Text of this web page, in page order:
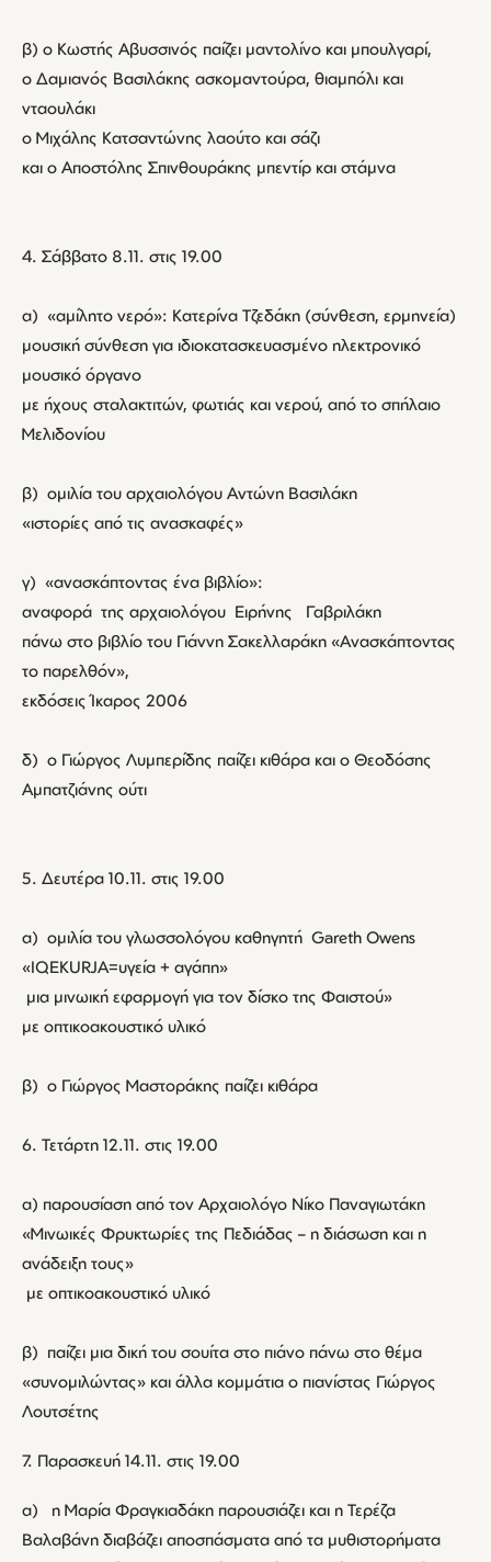
β) ο Κωστής Αβυσσινός παίζει μαντολίνο και μπουλγαρί,
ο Δαμιανός Βασιλάκης ασκομαντούρα, θιαμπόλι και
νταουλάκι
ο Μιχάλης Κατσαντώνης λαούτο και σάζι
και ο Αποστόλης Σπινθουράκης μπεντίρ και στάμνα
4. Σάββατο 8.11. στις 19.00
α) «αμίλητο νερό»: Κατερίνα Τζεδάκη (σύνθεση, ερμηνεία)
μουσική σύνθεση για ιδιοκατασκευασμένο ηλεκτρονικό
μουσικό όργανο
με ήχους σταλακτιτών, φωτιάς και νερού, από το σπήλαιο
Μελιδονίου
β) ομιλία του αρχαιολόγου Αντώνη Βασιλάκη
«ιστορίες από τις ανασκαφές»
γ) «ανασκάπτοντας ένα βιβλίο»:
αναφορά της αρχαιολόγου Ειρήνης Γαβριλάκη
πάνω στο βιβλίο του Γιάννη Σακελλαράκη «Ανασκάπτοντας
το παρελθόν»,
εκδόσεις Ίκαρος 2006
δ) ο Γιώργος Λυμπερίδης παίζει κιθάρα και ο Θεοδόσης
Αμπατζιάνης ούτι
5. Δευτέρα 10.11. στις 19.00
α) ομιλία του γλωσσολόγου καθηγητή Gareth Owens
«IQEKURJA=υγεία + αγάπη»
μια μινωική εφαρμογή για τον δίσκο της Φαιστού»
με οπτικοακουστικό υλικό
β) ο Γιώργος Μαστοράκης παίζει κιθάρα
6. Τετάρτη 12.11. στις 19.00
α) παρουσίαση από τον Αρχαιολόγο Νίκο Παναγιωτάκη
«Μινωικές Φρυκτωρίες της Πεδιάδας – η διάσωση και η
ανάδειξη τους»
με οπτικοακουστικό υλικό
β) παίζει μια δική του σουίτα στο πιάνο πάνω στο θέμα
«συνομιλώντας» και άλλα κομμάτια ο πιανίστας Γιώργος
Λουτσέτης
7. Παρασκευή 14.11. στις 19.00
α) η Μαρία Φραγκιαδάκη παρουσιάζει και η Τερέζα
Βαλαβάνη διαβάζει αποσπάσματα από τα μυθιστορήματα